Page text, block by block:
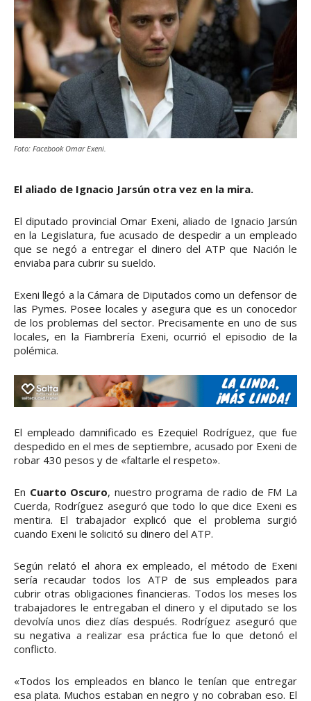
Foto: Facebook Omar Exeni.
El aliado de Ignacio Jarsún otra vez en la mira.
El diputado provincial Omar Exeni, aliado de Ignacio Jarsún
en la Legislatura, fue acusado de despedir a un empleado
que se negó a entregar el dinero del ATP que Nación le
enviaba para cubrir su sueldo.
Exeni llegó a la Cámara de Diputados como un defensor de
las Pymes. Posee locales y asegura que es un conocedor
de los problemas del sector. Precisamente en uno de sus
locales, en la Fiambrería Exeni, ocurrió el episodio de la
polémica.
El empleado damnificado es Ezequiel Rodríguez, que fue
despedido en el mes de septiembre, acusado por Exeni de
robar 430 pesos y de «faltarle el respeto».
En Cuarto Oscuro, nuestro programa de radio de FM La
Cuerda, Rodríguez aseguró que todo lo que dice Exeni es
mentira. El trabajador explicó que el problema surgió
cuando Exeni le solicitó su dinero del ATP.
Según relató el ahora ex empleado, el método de Exeni
sería recaudar todos los ATP de sus empleados para
cubrir otras obligaciones financieras. Todos los meses los
trabajadores le entregaban el dinero y el diputado se los
devolvía unos diez días después. Rodríguez aseguró que
su negativa a realizar esa práctica fue lo que detonó el
conflicto.
«Todos los empleados en blanco le tenían que entregar
esa plata. Muchos estaban en negro y no cobraban eso. El